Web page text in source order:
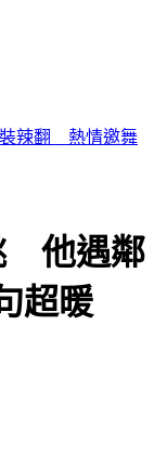
罪遭聲押
他遇鄰
超暖